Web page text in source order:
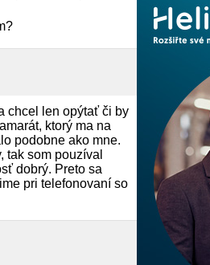
chcel len opýtať či by
ktorý ma na
podobne ako mne.
tak som pouzíval
dobrý. Preto sa
pri telefonovaní so